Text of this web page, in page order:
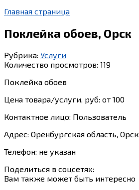
Главная страница
Поклейка обоев, Орск
Рубрика: Услуги
Количество просмотров: 119
Поклейка обоев
Цена товара/услуги, руб: от 100
Контактное лицо: Пользователь
Адрес: Оренбургская область, Орск
Телефон: не указан
Поделиться в соцсетях:
Вам также может быть интересно